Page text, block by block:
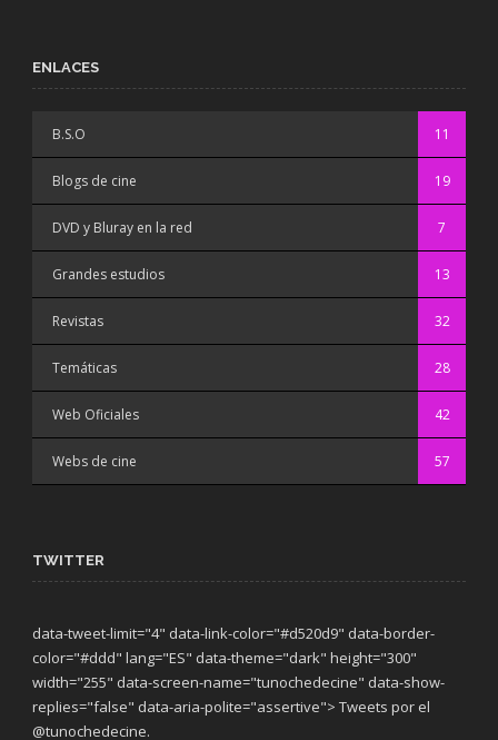
ENLACES
B.S.O 11
Blogs de cine 19
DVD y Bluray en la red 7
Grandes estudios 13
Revistas 32
Temáticas 28
Web Oficiales 42
Webs de cine 57
TWITTER
data-tweet-limit="4" data-link-color="#d520d9" data-border-
color="#ddd" lang="ES" data-theme="dark" height="300"
width="255" data-screen-name="tunochedecine" data-show-
replies="false" data-aria-polite="assertive"> Tweets por el
@tunochedecine.